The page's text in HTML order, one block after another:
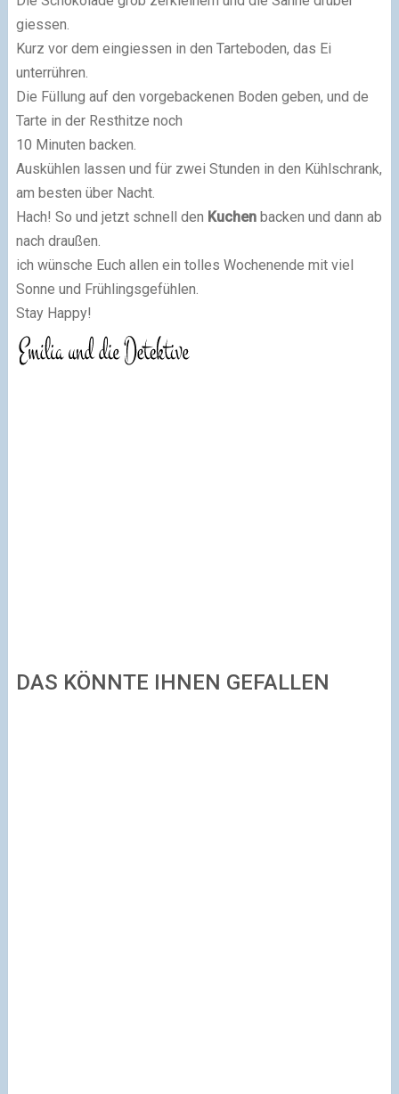
giessen.
Kurz vor dem eingiessen in den Tarteboden, das Ei
unterrühren.
Die Füllung auf den vorgebackenen Boden geben, und de
Tarte in der Resthitze noch
10 Minuten backen.
Auskühlen lassen und für zwei Stunden in den Kühlschrank,
am besten über Nacht.
Hach! So und jetzt schnell den Kuchenbacken und dann ab
nach draußen.
ich wünsche Euch allen ein tolles Wochenende mit viel
Sonne und Frühlingsgefühlen.
Stay Happy!
DAS KÖNNTE IHNEN GEFALLEN